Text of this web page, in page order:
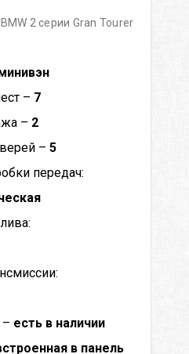
2 серии Gran Tourer
– 7
– 2
– 5
передач:
есть в наличии
в панель